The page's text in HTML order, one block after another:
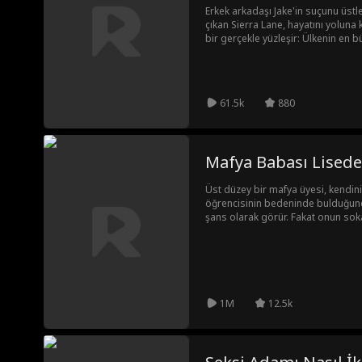
Erkek arkadaşı Jake'in suçunu
çıkan Sierra Lane, hayatını
bir gerçekle yüzleşir: Ülkenin en
arkadaşı Fallon ile yeni bir ilişkiye
kayıp varisle yakın arkadaş olduğu
gerçek kimliğini kanıtlamak
61.5k 880
Mafya Babası Lisede
Üst düzey bir mafya üyesi,
öğrencisinin bedeninde
şans olarak görür. Fakat onun
1M 12.5k